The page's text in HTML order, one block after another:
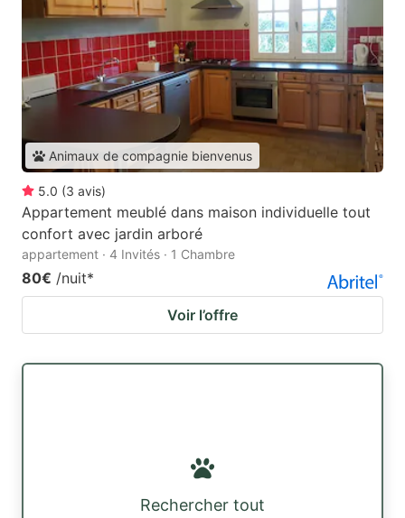
Animaux de compagnie bienvenus
5.0 (3 avis)
Appartement meublé dans maison individuelle tout
confort avec jardin arboré
appartement · 4 Invités · 1 Chambre
80€ /nuit*
Voir l’offre
Rechercher tout